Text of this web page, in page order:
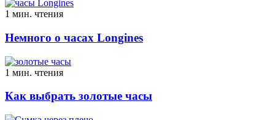
1 мин. чтения
Немного о часах Longines
1 мин. чтения
Как выбрать золотые часы